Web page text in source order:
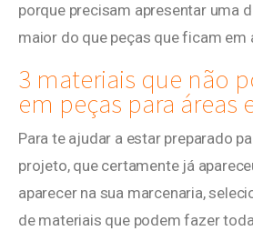
porque precisam apresentar uma
maior do que peças que ficam em
3 materiais que não
em peças para áreas
Para te ajudar a estar preparado
projeto, que certamente já
aparecer na sua marcenaria,
de materiais que podem fazer